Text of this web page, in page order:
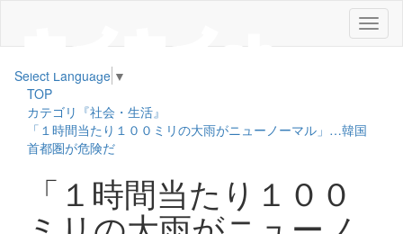
メ
ニ
Select Language ▼
TOP
カテゴリ『社会・生活』
「１時間当たり１００ミリの大雨がニューノーマル」…韓国
首都圏が危険だ
「１時間当たり１００